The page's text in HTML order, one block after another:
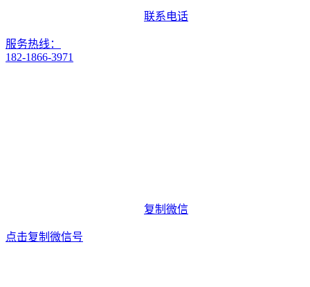
联系电话
服务热线：
182-1866-3971
复制微信
点击复制微信号